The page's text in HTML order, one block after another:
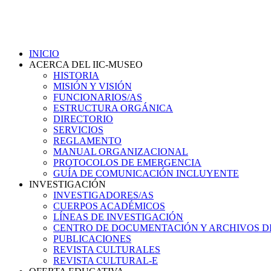
INICIO
ACERCA DEL IIC-MUSEO
HISTORIA
MISIÓN Y VISIÓN
FUNCIONARIOS/AS
ESTRUCTURA ORGÁNICA
DIRECTORIO
SERVICIOS
REGLAMENTO
MANUAL ORGANIZACIONAL
PROTOCOLOS DE EMERGENCIA
GUÍA DE COMUNICACIÓN INCLUYENTE
INVESTIGACIÓN
INVESTIGADORES/AS
CUERPOS ACADÉMICOS
LÍNEAS DE INVESTIGACIÓN
CENTRO DE DOCUMENTACIÓN Y ARCHIVOS
PUBLICACIONES
REVISTA CULTURALES
REVISTA CULTURAL-E